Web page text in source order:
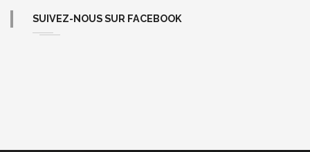
SUIVEZ-NOUS SUR FACEBOOK